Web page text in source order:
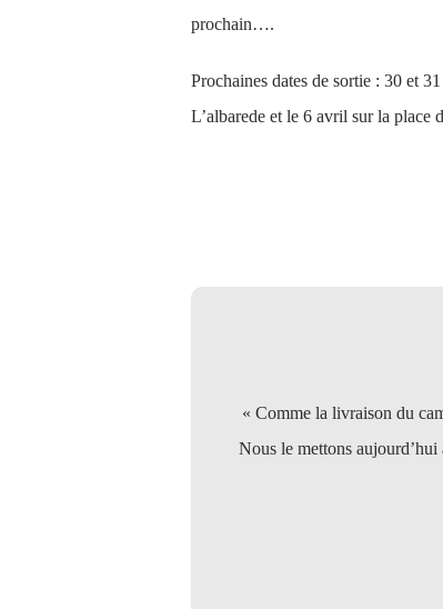
prochain….
Prochaines dates de sortie : 30 et
L’albarede et le 6 avril sur la place
« Comme la livraison du
Nous le mettons